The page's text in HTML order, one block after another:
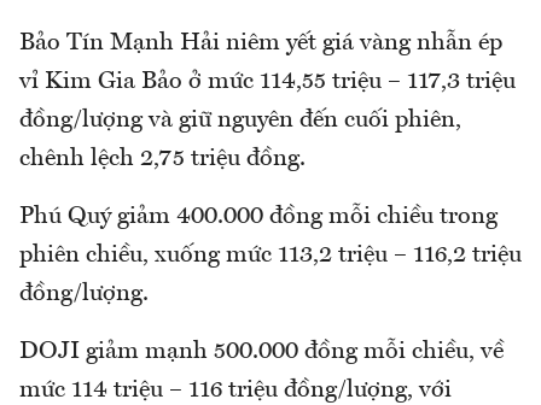
Bảo Tín Mạnh Hải niêm yết giá vàng nhẫn ép
vỉ Kim Gia Bảo ở mức 114,55 triệu – 117,3 triệu
đồng/lượng và giữ nguyên đến cuối phiên,
chênh lệch 2,75 triệu đồng.
Phú Quý giảm 400.000 đồng mỗi chiều trong
phiên chiều, xuống mức 113,2 triệu – 116,2 triệu
đồng/lượng.
DOJI giảm mạnh 500.000 đồng mỗi chiều, về
mức 114 triệu – 116 triệu đồng/lượng, với